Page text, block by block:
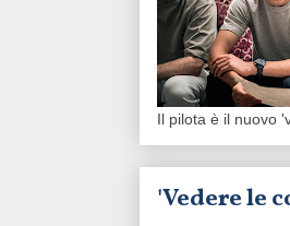
Il pilota è il nuovo
'Vedere le